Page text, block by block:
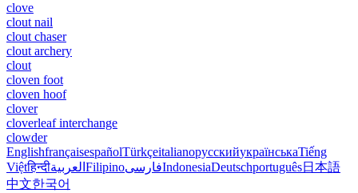
clove
clout nail
clout chaser
clout archery
clout
cloven foot
cloven hoof
clover
cloverleaf interchange
clowder
EnglishfrançaisespañolTürkçeitalianoрусскийукраїнськаTiếng
Việtहिन्दीالعربية FilipinoفارسیIndonesiaDeutschportuguês日本語
中文한국어